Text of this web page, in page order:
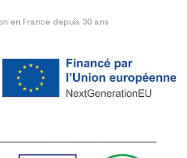
en France depuis 30 ans